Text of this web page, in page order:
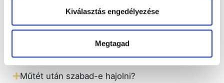
Kiválasztás engedélyezése
Megtagad
műtét után?
A régi szemüvegem viselhetem?
Műtét után szabad-e hajolni?